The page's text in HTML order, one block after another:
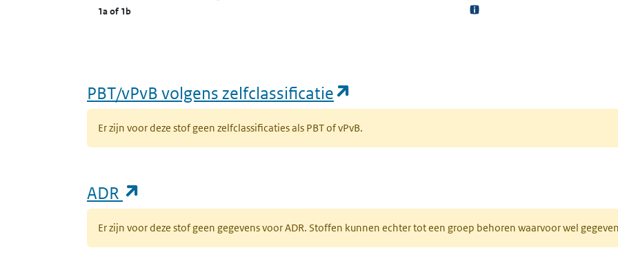
1a of 1b
PBT/vPvB volgens zelfclassificatie
Er zijn voor deze stof geen zelfclassificaties als PBT of vPvB.
ADR
Er zijn voor deze stof geen gegevens voor ADR. Stoffen kunnen echter tot een groep behoren waarvoor wel